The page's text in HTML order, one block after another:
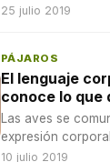
bastante sencillo
25 julio 2019
PÁJAROS
El lenguaje
conoce lo que
Las aves se
expresión
mostrar su estado
10 julio 2019